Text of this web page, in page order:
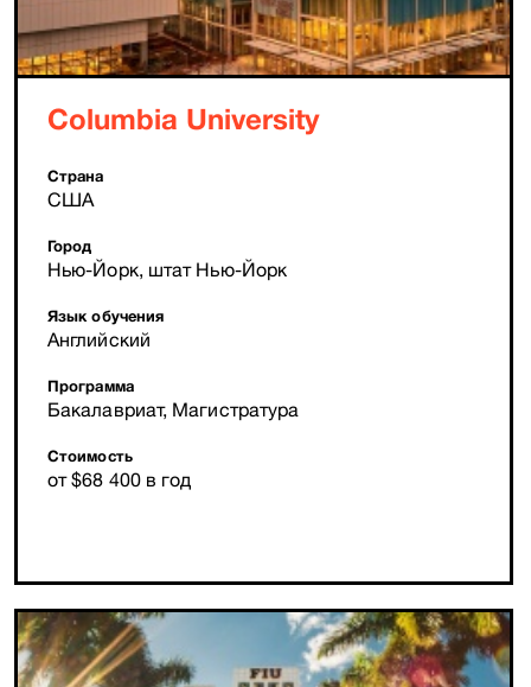
Columbia University
Страна
США
Город
Нью-Йорк, штат Нью-Йорк
Язык обучения
Английский
Программа
Бакалавриат, Магистратура
Стоимость
от $68 400 в год